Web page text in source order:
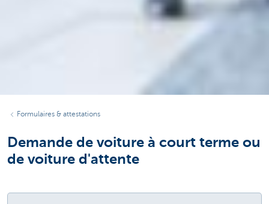
Formulaires & attestations
Demande de voiture à court terme ou
de voiture d'attente